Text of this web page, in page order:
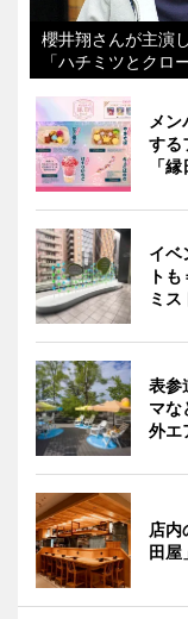
櫻井翔さんが主演
「ハチミツとクロ
メ
する
「
イベ
ト
ミ
表参
マな
外エ
店内
田屋